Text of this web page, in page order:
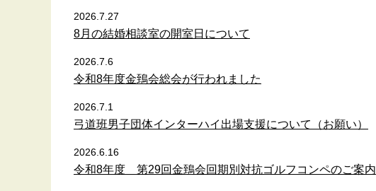
2026.7.27
8月の結婚相談室の開室日について
2026.7.6
令和8年度金鵄会総会が行われました
2026.7.1
弓道班男子団体インターハイ出場支援について（お願い）
2026.6.16
令和8年度 第29回金鵄会回期別対抗ゴルフコンペのご案内